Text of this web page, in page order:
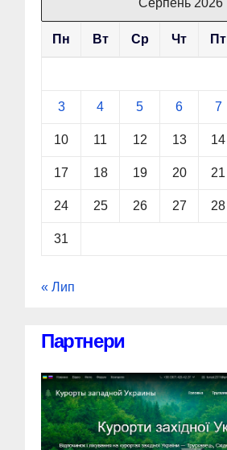
Серпень 2026
Пн Вт Ср Чт Пт
3 4 5 6 7
10 11 12 13 14
17 18 19 20 21
24 25 26 27 28
31
« Лип
Партнери